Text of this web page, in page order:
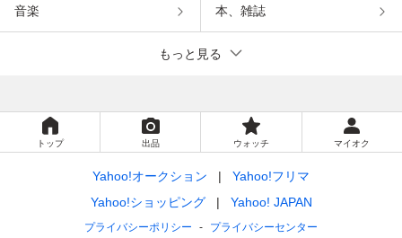
音楽 本、雑誌
もっと見る
トップ 出品 ウォッチ マイオク
Yahoo!オークション
Yahoo!フリマ
Yahoo!ショッピング
Yahoo! JAPAN
プライバシーポリシー プライバシーセンター